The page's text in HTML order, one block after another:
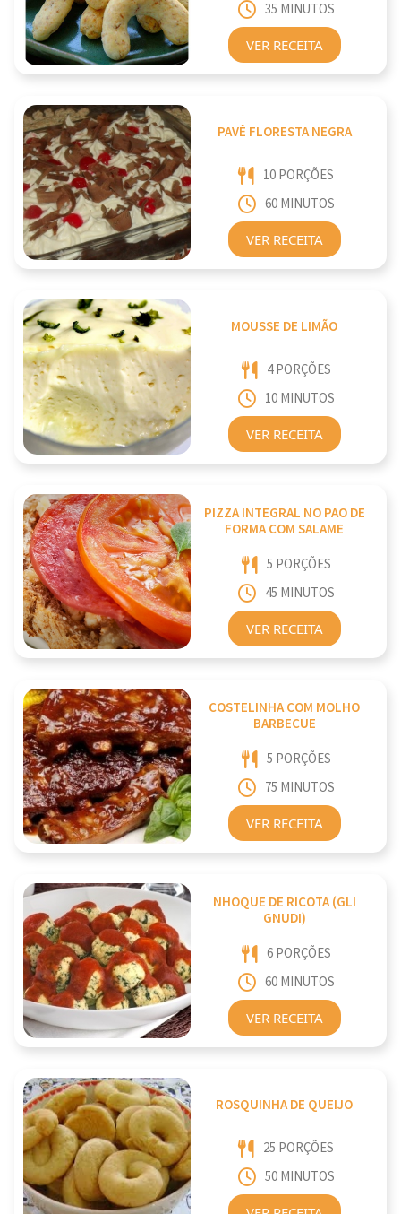
35 MINUTOS
VER RECEITA
PAVÊ FLORESTA NEGRA
10 PORÇÕES
60 MINUTOS
VER RECEITA
MOUSSE DE LIMÃO
4 PORÇÕES
10 MINUTOS
VER RECEITA
PIZZA INTEGRAL NO PAO DE
FORMA COM SALAME
5 PORÇÕES
45 MINUTOS
VER RECEITA
COSTELINHA COM MOLHO
BARBECUE
5 PORÇÕES
75 MINUTOS
VER RECEITA
NHOQUE DE RICOTA (GLI
GNUDI)
6 PORÇÕES
60 MINUTOS
VER RECEITA
ROSQUINHA DE QUEIJO
25 PORÇÕES
50 MINUTOS